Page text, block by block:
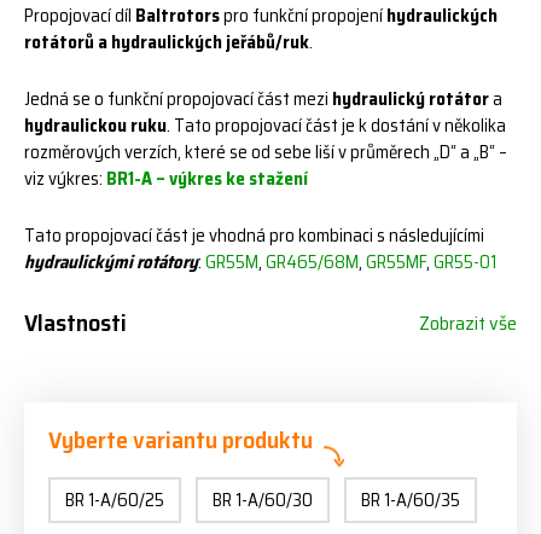
Propojovací díl Baltrotorspro funkční propojeníhydraulických
rotátorů a hydraulických jeřábů/ruk.
Jedná se o funkční propojovací část mezi hydraulický rotátora
hydraulickou ruku. Tato propojovací část je k dostání v několika
rozměrových verzích, které se od sebe liší v průměrech „D“ a „B“ –
viz výkres: BR1-A – výkres ke stažení
Tato propojovací část je vhodná pro kombinaci s následujícími
hydraulickými rotátory:GR55M,GR465/68M,GR55MF,GR55-01
Vlastnosti Zobrazit vše
Vyberte variantu produktu
BR 1-A/60/25 BR 1-A/60/30 BR 1-A/60/35